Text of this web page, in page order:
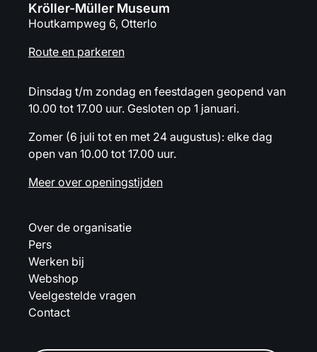
Kröller-Müller Museum
Houtkampweg 6, Otterlo
Route en parkeren
Dinsdag t/m zondag en feestdagen geopend van
10.00 tot 17.00 uur. Gesloten op 1 januari.
Zomer (6 juli tot en met 24 augustus): elke dag
open van 10.00 tot 17.00 uur.
Meer over openingstijden
Over de organisatie
Pers
Werken bij
Webshop
Veelgestelde vragen
Contact